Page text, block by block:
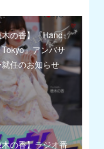
の香】『Hand
』アンバサ
就任のお知らせ
の香】ラジオ番